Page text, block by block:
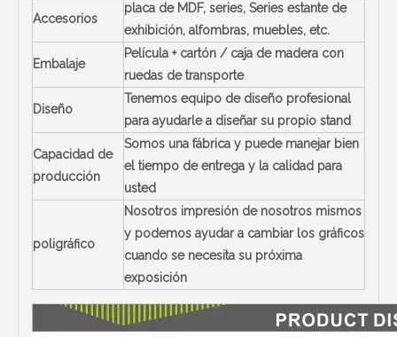
Accesorios
placa de MDF, series, Series estante de
exhibición, alfombras, muebles, etc.
Embalaje
Película + cartón / caja de madera con
ruedas de transporte
Diseño
Tenemos equipo de diseño profesional
para ayudarle a diseñar su propio stand
Capacidad de
producción
Somos una fábrica y puede manejar bien
el tiempo de entrega y la calidad para
usted
poligráfico
Nosotros impresión de nosotros mismos
y podemos ayudar a cambiar los gráficos
cuando se necesita su próxima
exposición